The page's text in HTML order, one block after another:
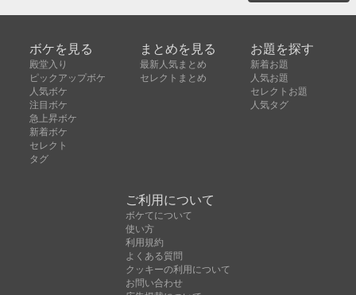
ボケを見る
殿堂入り
ピックアップボケ
人気ボケ
注目ボケ
急上昇ボケ
新着ボケ
セレクト
タグ
まとめを見る
最新人気まとめ
セレクトまとめ
お題を探す
新着お題
人気お題
セレクトお題
人気タグ
ご利用について
ボケてについて
使い方
利用規約
よくある質問
クッキーの利用について
お問い合わせ